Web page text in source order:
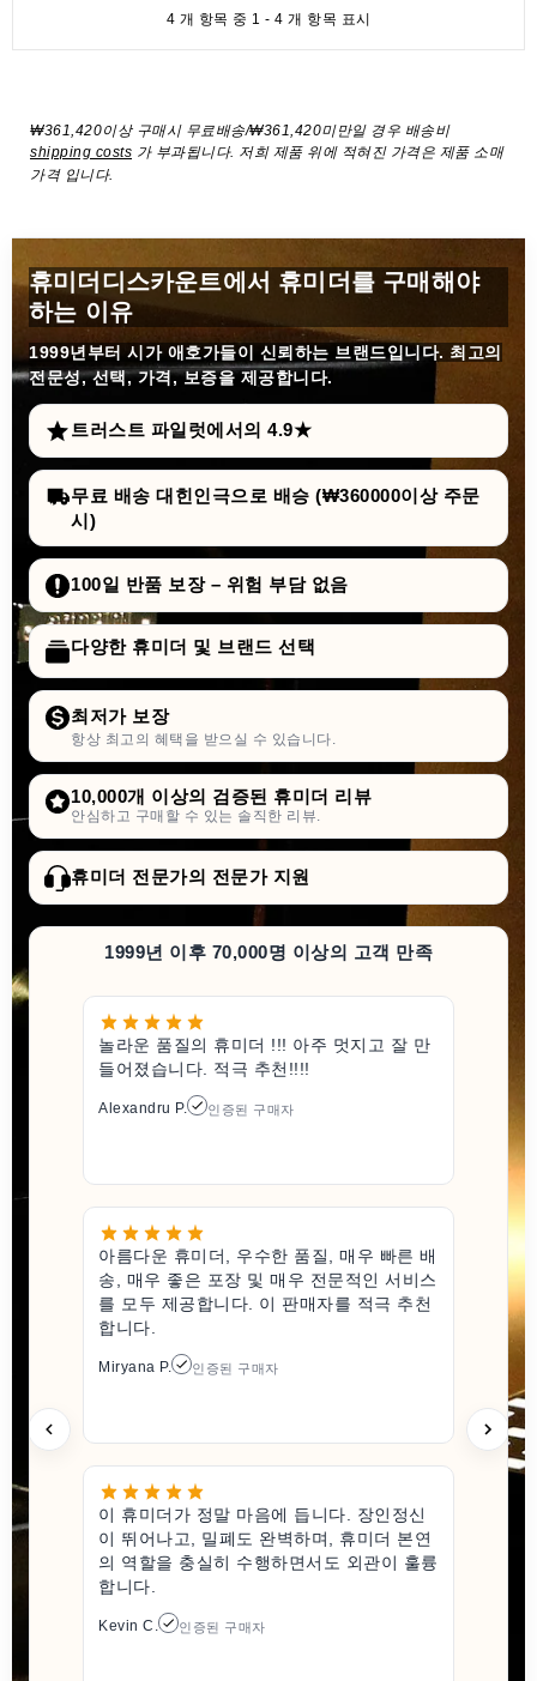
4 개 항목 중 1 - 4 개 항목 표시
₩361,420이상 구매시 무료배송/₩361,420미만일 경우 배송비
shipping costs 가 부과됩니다. 저희 제품 위에 적혀진 가격은 제품 소매
가격 입니다.
휴미더디스카운트에서 휴미더를 구매해야
하는 이유
1999년부터 시가 애호가들이 신뢰하는 브랜드입니다. 최고의
전문성, 선택, 가격, 보증을 제공합니다.
트러스트 파일럿에서의 4.9★
무료 배송 대힌인극으로 배승 (₩360000이상 주문
시)
100일 반품 보장 – 위험 부담 없음
다양한 휴미더 및 브랜드 선택
최저가 보장
항상 최고의 혜택을 받으실 수 있습니다.
10,000개 이상의 검증된 휴미더 리뷰
안심하고 구매할 수 있는 솔직한 리뷰.
휴미더 전문가의 전문가 지원
1999년 이후 70,000명 이상의 고객 만족
놀라운 품질의 휴미더 !!! 아주 멋지고 잘 만
들어졌습니다. 적극 추천!!!!
Alexandru P. 인증된 구매자
아름다운 휴미더, 우수한 품질, 매우 빠른 배
송, 매우 좋은 포장 및 매우 전문적인 서비스
를 모두 제공합니다. 이 판매자를 적극 추천
합니다.
Miryana P. 인증된 구매자
이 휴미더가 정말 마음에 듭니다. 장인정신
이 뛰어나고, 밀폐도 완벽하며, 휴미더 본연
의 역할을 충실히 수행하면서도 외관이 훌륭
합니다.
Kevin C. 인증된 구매자